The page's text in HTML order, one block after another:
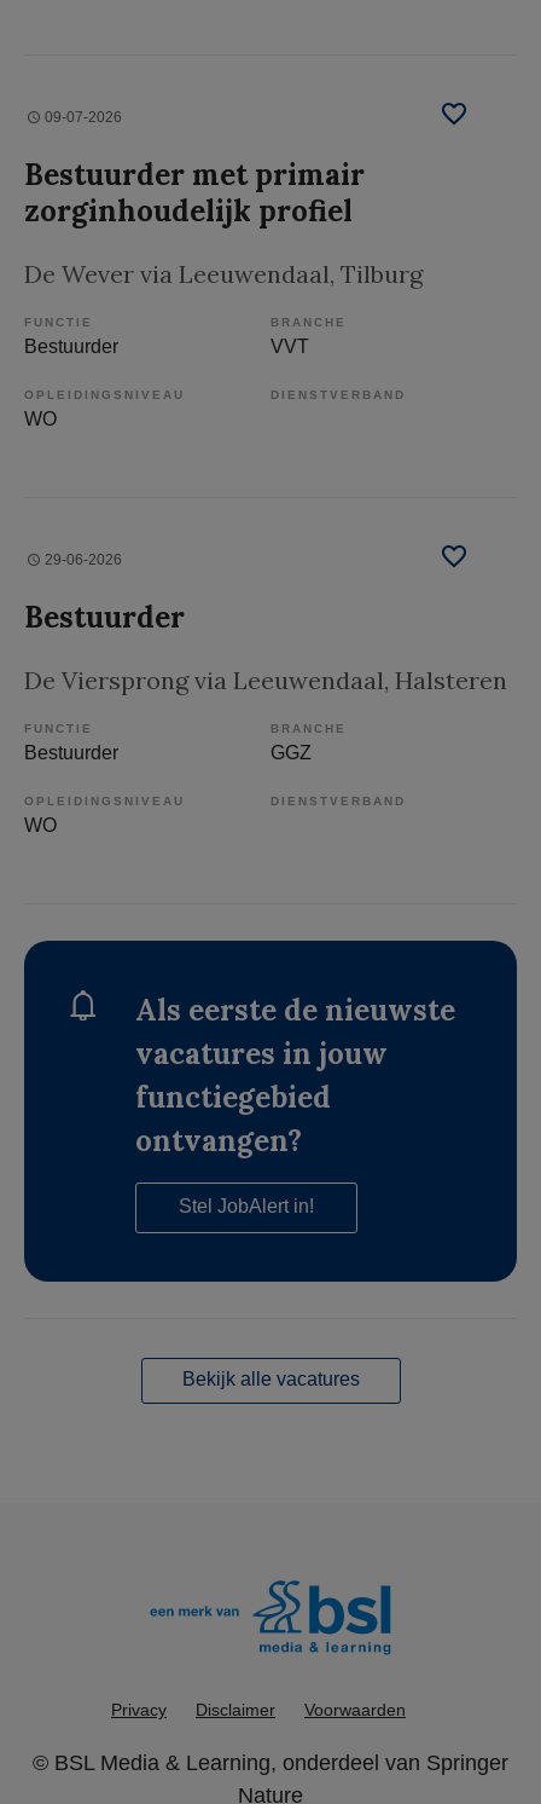
09-07-2026
Bestuurder met primair
zorginhoudelijk profiel
De Wever via Leeuwendaal, Tilburg
FUNCTIE
Bestuurder
BRANCHE
VVT
OPLEIDINGSNIVEAU
WO
DIENSTVERBAND
29-06-2026
Bestuurder
De Viersprong via Leeuwendaal, Halsteren
FUNCTIE
Bestuurder
BRANCHE
GGZ
OPLEIDINGSNIVEAU
WO
DIENSTVERBAND
Als eerste de nieuwste
vacatures in jouw
functiegebied
ontvangen?
Stel JobAlert in!
Bekijk alle vacatures
Privacy Disclaimer Voorwaarden
© BSL Media & Learning, onderdeel van Springer
Nature